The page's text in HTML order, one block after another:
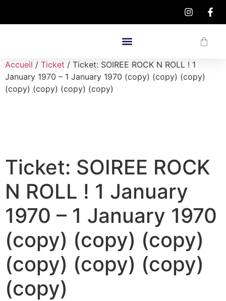
Accueil / Ticket / Ticket: SOIREE ROCK N ROLL ! 1
January 1970 – 1 January 1970 (copy) (copy) (copy)
(copy) (copy) (copy) (copy)
Ticket: SOIREE ROCK
N ROLL ! 1 January
1970 – 1 January 1970
(copy) (copy) (copy)
(copy) (copy) (copy)
(copy)